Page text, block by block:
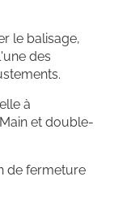
le balisage,
des
à
et double-
de fermeture